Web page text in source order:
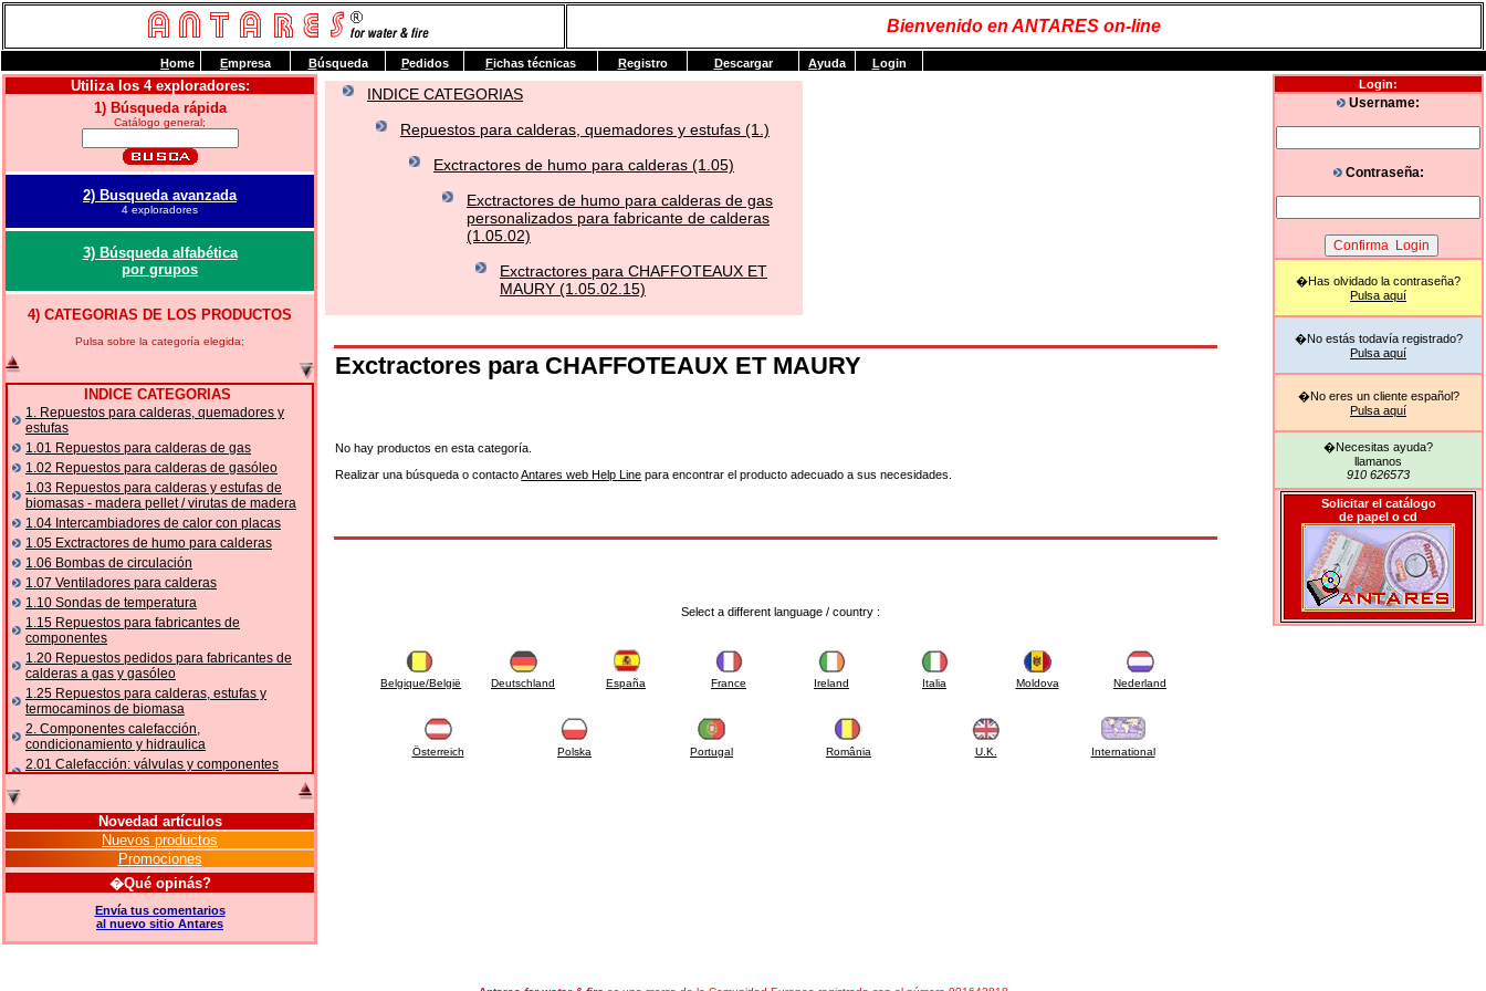
Bienvenido en ANTARES on-line
Utiliza los 4 exploradores:
1) Búsqueda rápida
Catálogo general;
2) Busqueda avanzada
4 exploradores
3) Búsqueda alfabética
por grupos
4) CATEGORIAS DE LOS PRODUCTOS
Pulsa sobre la categoría elegida;
INDICE CATEGORIAS
1. Repuestos para calderas, quemadores y
estufas
1.01 Repuestos para calderas de gas
1.02 Repuestos para calderas de gasóleo
1.03 Repuestos para calderas y estufas de
biomasas - madera pellet / virutas de madera
1.04 Intercambiadores de calor con placas
1.05 Exctractores de humo para calderas
1.06 Bombas de circulación
1.07 Ventiladores para calderas
1.10 Sondas de temperatura
1.15 Repuestos para fabricantes de
componentes
1.20 Repuestos pedidos para fabricantes de
calderas a gas y gasóleo
1.25 Repuestos para calderas, estufas y
termocaminos de biomasa
2. Componentes calefacción,
condicionamiento y hidraulica
2.01 Calefacción: válvulas y componentes
accesorios
2.10 Termorregulación instalaciones
2.15 Acondicionamiento: válvulas y
componentes relacionados y complementarios
2.16 Gas: componentes para tubería,
relacionados y complementarios
2.17 Gasóleo: componentes para tubería,
relacionados y complementarios
Novedad artículos
Nuevos productos
Promociones
�Qué opinás?
Envía tus comentarios
al nuevo sitio Antares
INDICE CATEGORIAS
Repuestos para calderas, quemadores y estufas (1.)
Exctractores de humo para calderas (1.05)
Exctractores de humo para calderas de gas
personalizados para fabricante de calderas
(1.05.02)
Exctractores para CHAFFOTEAUX ET
MAURY (1.05.02.15)
Exctractores para CHAFFOTEAUX ET MAURY
No hay productos en esta categoría.
Realizar una búsqueda o contactoAntares web Help Line para encontrar el producto adecuado a sus necesidades.
Select a different language / country :
Belgique/België Deutschland España France Ireland Italia Moldova Nederland
Österreich Polska Portugal România U.K. International
Login:
Username:
Contraseña:
�Has olvidado la contraseña?
Pulsa aquí
�No estás todavía registrado?
Pulsa aquí
�No eres un cliente español?
Pulsa aquí
�Necesitas ayuda?
llamanos
910 626573
Solicitar el catálogo
de papel o cd
Home Empresa Búsqueda Pedidos Fichas técnicas Registro Descargar Ayuda Login